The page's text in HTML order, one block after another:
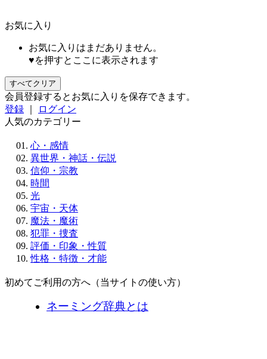
お気に入り
お気に入りはまだありません。
♥を押すとここに表示されます
すべてクリア
会員登録するとお気に入りを保存できます。
登録
ログイン
人気のカテゴリー
心・感情
異世界・神話・伝説
信仰・宗教
時間
光
宇宙・天体
魔法・魔術
犯罪・捜査
評価・印象・性質
性格・特徴・才能
初めてご利用の方へ（当サイトの使い方）
ネーミング辞典とは